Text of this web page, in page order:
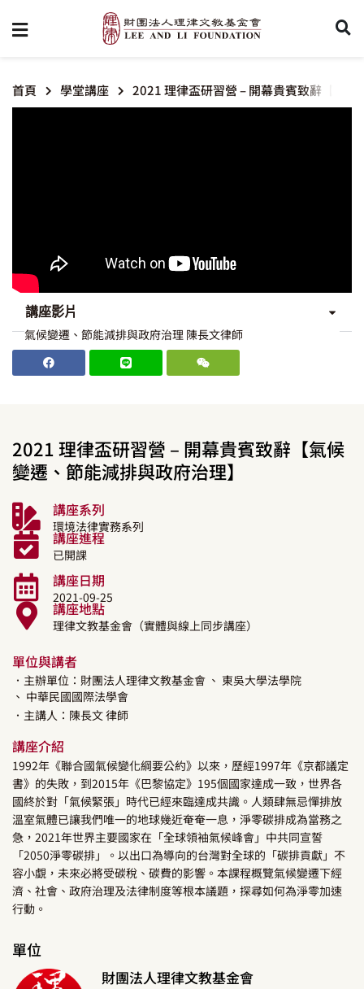
首頁 學堂講座 2021 理律盃研習營 – 開幕貴賓致辭【氣
講座影片
氣候變遷、節能減排與政府治理 陳長文律師
2021 理律盃研習營 – 開幕貴賓致辭【氣候
變遷、節能減排與政府治理】
講座系列
環境法律實務系列
講座進程
已開課
講座日期
2021-09-25
講座地點
理律文教基金會（實體與線上同步講座）
單位與講者
．主辦單位：財團法人理律文教基金會 、 東吳大學法學院
、 中華民國國際法學會
．主講人： 陳長文律師
講座介紹
1992年《聯合國氣候變化綱要公約》以來，歷經1997年《京都議定
書》的失敗，到2015年《巴黎協定》195個國家達成一致，世界各
國終於對「氣候緊張」時代已經來臨達成共識。人類肆無忌憚排放
溫室氣體已讓我們唯一的地球幾近奄奄一息，淨零碳排成為當務之
急，2021年世界主要國家在「全球領袖氣候峰會」中共同宣誓
「2050淨零碳排」。以出口為導向的台灣對全球的「碳排貢獻」不
容小覷，未來必將受碳稅、碳費的影響。本課程概覽氣候變遷下經
濟、社會、政府治理及法律制度等根本議題，探尋如何為淨零加速
行動。
單位
財團法人理律文教基金會